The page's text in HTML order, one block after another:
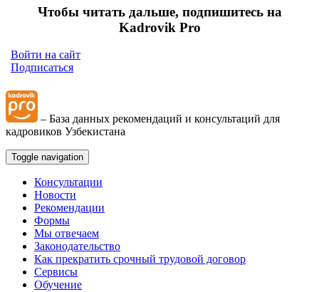
Чтобы читать дальше, подпишитесь на
Kadrovik Pro
Войти на сайт
Подписаться
– База данных рекомендаций и консультаций для
кадровиков Узбекистана
Toggle navigation
Консультации
Новости
Рекомендации
Формы
Мы отвечаем
Законодательство
Как прекратить срочный трудовой договор
Сервисы
Обучение